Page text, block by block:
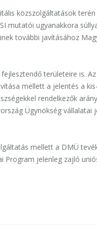
közszolgáltatások
mutatói ugyanakkora
további javításához
területeire is.
mellett a jelentés a
rendelkezők
Ügynökség vállalatai
mellett a DMÜ
jelenleg zajló